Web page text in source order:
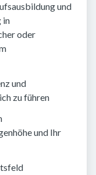
und
in
oder
und
zu führen
und Ihr